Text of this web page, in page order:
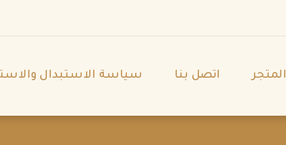
المتجر اتصل بنا سياسة الاستبدال